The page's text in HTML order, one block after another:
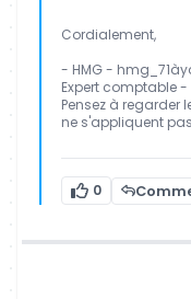
Cordialement,
- HMG -
Expert comptable
Pensez à regarder
ne s'appliquent
0